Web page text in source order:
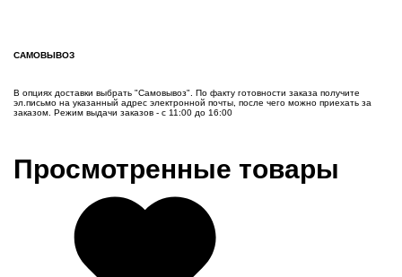
САМОВЫВОЗ
В опциях доставки выбрать "Самовывоз". По факту готовности заказа получите
эл.письмо на указанный адрес электронной почты, после чего можно приехать за
заказом. Режим выдачи заказов - с 11:00 до 16:00
Просмотренные товары